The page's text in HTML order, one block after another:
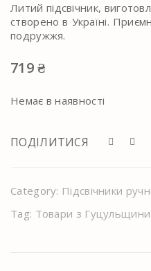
Литий підсвічник,
створено в Україні.
подружжя.
719₴
Немає в наявності
ПОДІЛИТИСЯ
Category: Підсвічники
Tag: Товари з Гуцульщини